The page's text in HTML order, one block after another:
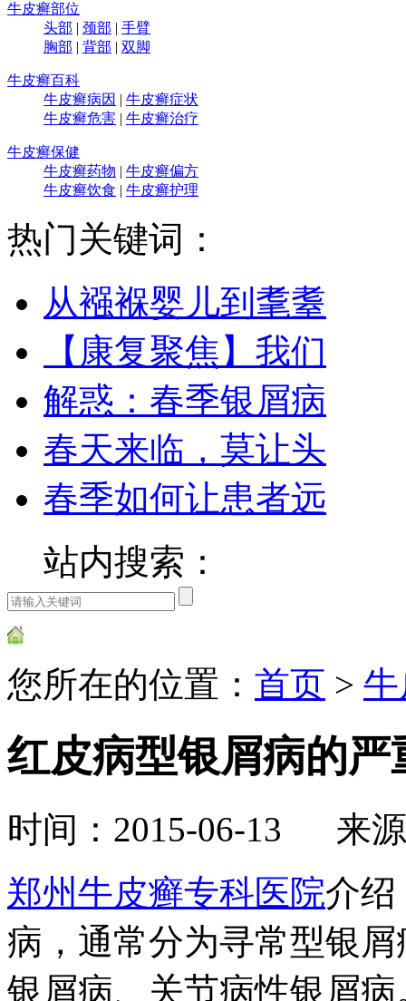
牛皮癣部位
头部 | 颈部 | 手臂
胸部 | 背部 | 双脚
牛皮癣百科
牛皮癣病因 | 牛皮癣症状
牛皮癣危害 | 牛皮癣治疗
牛皮癣保健
牛皮癣药物 | 牛皮癣偏方
牛皮癣饮食 | 牛皮癣护理
热门关键词：
从襁褓婴儿到耄耋
【康复聚焦】我们
解惑：春季银屑病
春天来临，莫让头
春季如何让患者远
站内搜索：
您所在的位置： 首页 >
红皮病型银屑病的严
时间：2015-06-13 来
郑州牛皮癣专科医院介绍
病，通常分为寻常型银
银屑病、关节病性银屑